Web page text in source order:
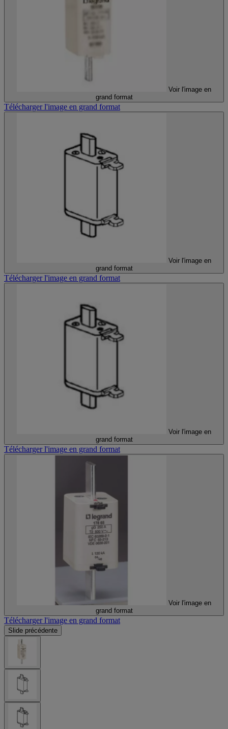
Voir l'image en
grand format
Télécharger l'image en grand format
Voir l'image en
grand format
Télécharger l'image en grand format
Voir l'image en
grand format
Télécharger l'image en grand format
Voir l'image en
grand format
Télécharger l'image en grand format
Slide précédente